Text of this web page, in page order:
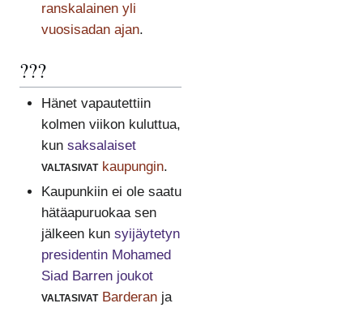
ranskalainen yli
vuosisadan ajan.
???
Hänet vapautettiin
kolmen viikon kuluttua,
kun saksalaiset
valtasivat kaupungin.
Kaupunkiin ei ole saatu
hätäapuruokaa sen
jälkeen kun syijäytetyn
presidentin Mohamed
Siad Barren joukot
valtasivat Barderanja